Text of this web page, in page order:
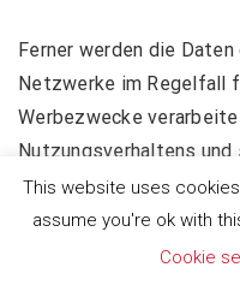
Ferner werden die
Netzwerke im Regelfall
Werbezwecke
Nutzungsverhaltens und
Interessen der Nutzer
Die Nutzungsprofile
werden, um z.B.
This website uses
assume you're ok with
Cookie